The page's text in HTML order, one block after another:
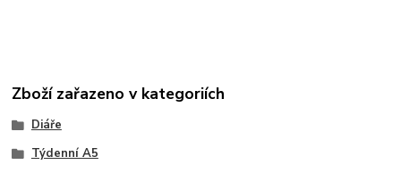
Zboží zařazeno v kategoriích
Diáře
Týdenní A5